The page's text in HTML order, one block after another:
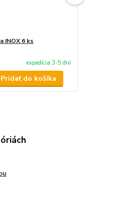
INOX 6 ks
expedícia 3-5 dní
Pridať do košíka